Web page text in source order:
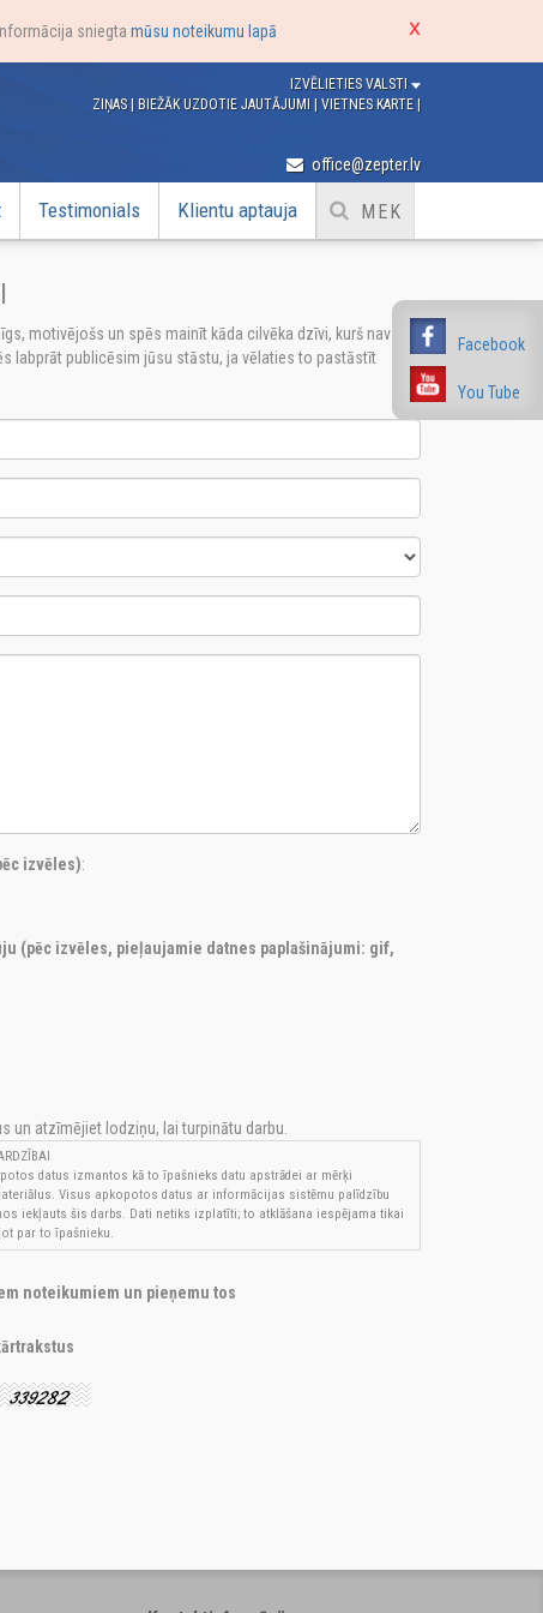
sniegta mūsu noteikumu lapā
Facebook
You Tube
IZVĒLIETIES VALSTI
ZIŅAS | BIEŽĀK UZDOTIE JAUTĀJUMI | VIETNES KARTE |
office@zepter.lv
Testimonials Klientu aptauja
motivējošs un spēs mainīt kāda cilvēka dzīvi, kurš nav
labprāt publicēsim jūsu stāstu, ja vēlaties to pastāstīt
izvēles):
(pēc izvēles, pieļaujamie datnes paplašinājumi: gif,
un atzīmējiet lodziņu, lai turpinātu darbu.
datus izmantos kā to īpašnieks datu apstrādei ar mērķi
Visus apkopotos datus ar informācijas sistēmu palīdzību
iekļauts šis darbs. Dati netiks izplatīti; to atklāšana iespējama tikai
par to īpašnieku.
noteikumiem un pieņemu tos